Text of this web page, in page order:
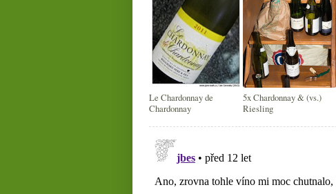
Le Chardonnay de
Chardonnay
5x Chardonnay & (vs.)
Riesling